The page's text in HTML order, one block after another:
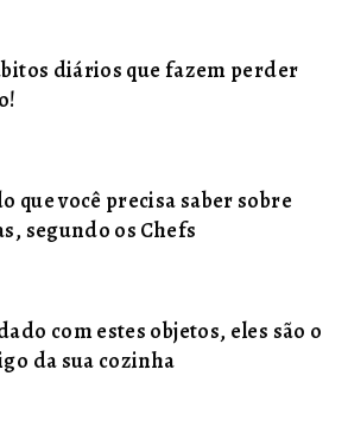
diários que fazem perder
que você precisa saber sobre
segundo os Chefs
com estes objetos, eles são o
da sua cozinha